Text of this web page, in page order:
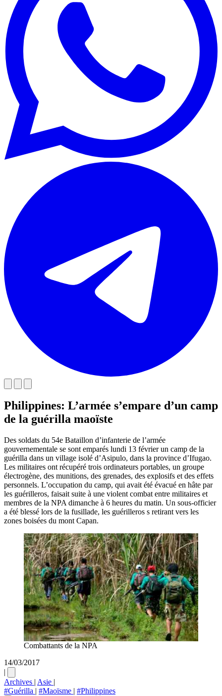
Philippines: L’armée s’empare d’un camp
de la guérilla maoïste
Des soldats du 54e Bataillon d’infanterie de l’armée
gouvernementale se sont emparés lundi 13 février un camp de la
guérilla dans un village isolé d’Asipulo, dans la province d’Ifugao.
Les militaires ont récupéré trois ordinateurs portables, un groupe
électrogène, des munitions, des grenades, des explosifs et des effets
personnels. L’occupation du camp, qui avait été évacué en hâte par
les guérilleros, faisait suite à une violent combat entre militaires et
membres de la NPA dimanche à 6 heures du matin. Un sous-officier
a été blessé lors de la fusillade, les guérilleros s retirant vers les
zones boisées du mont Capan.
Combattants de la NPA
14/03/2017
|
Archives | Asie |
#Guérilla | #Maoïsme | #Philippines